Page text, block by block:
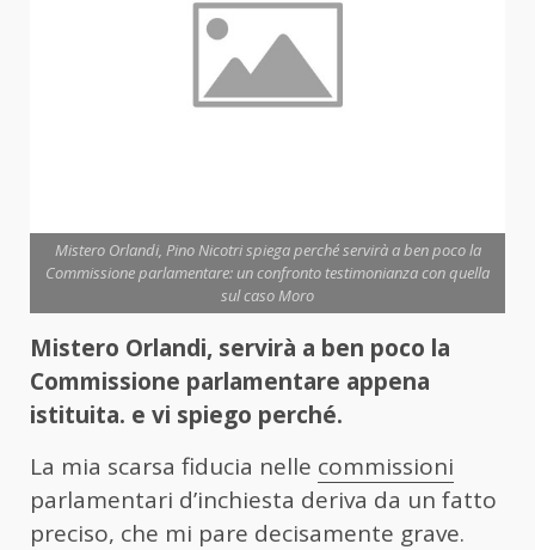
Mistero Orlandi, Pino Nicotri spiega perché servirà a ben poco la
Commissione parlamentare: un confronto testimonianza con quella
sul caso Moro
Mistero Orlandi, servirà a ben poco la
Commissione parlamentare appena
istituita. e vi spiego perché.
La mia scarsa fiducia nelle commissioni
parlamentari d’inchiesta deriva da un fatto
preciso, che mi pare decisamente grave.